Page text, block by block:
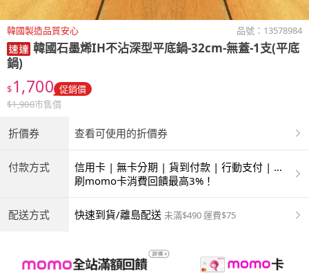
韓國製造品質安心 品號： 13578984
韓國石墨烯IH不沾深型平底鍋-32cm-無蓋-1支(平底
鍋)
$1,700 促銷價
$1,900市售價
折價券 查看可使用的折價券
付款方式
信用卡 | 無卡分期 | 貨到付款 | 行動支付 | 超
商付款 | ATM | 銀聯卡
刷momo卡消費回饋最高3%！
配送方式 快速到貨/離島配送 未滿$490 運費$75